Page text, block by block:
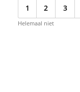
1 2 3
Helemaal niet